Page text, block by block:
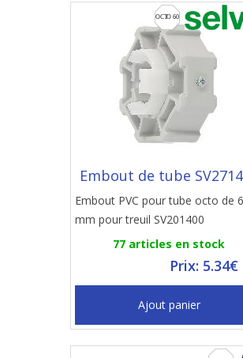
Embout de tube
Embout PVC pour tube octo de
mm pour treuil SV201400
77 articles en stock
Prix: 5.34€
Ajout panier